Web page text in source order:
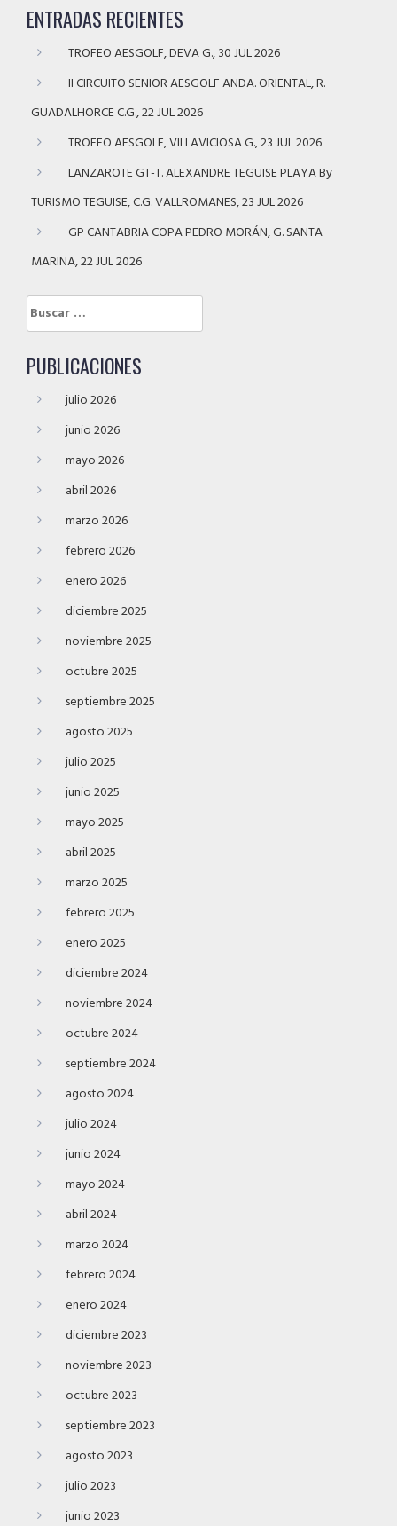
ENTRADAS RECIENTES
TROFEO AESGOLF, DEVA G., 30 JUL 2026
II CIRCUITO SENIOR AESGOLF ANDA. ORIENTAL, R.
GUADALHORCE C.G., 22 JUL 2026
TROFEO AESGOLF, VILLAVICIOSA G., 23 JUL 2026
LANZAROTE GT-T. ALEXANDRE TEGUISE PLAYA By
TURISMO TEGUISE, C.G. VALLROMANES, 23 JUL 2026
GP CANTABRIA COPA PEDRO MORÁN, G. SANTA
MARINA, 22 JUL 2026
Buscar:
PUBLICACIONES
julio 2026
junio 2026
mayo 2026
abril 2026
marzo 2026
febrero 2026
enero 2026
diciembre 2025
noviembre 2025
octubre 2025
septiembre 2025
agosto 2025
julio 2025
junio 2025
mayo 2025
abril 2025
marzo 2025
febrero 2025
enero 2025
diciembre 2024
noviembre 2024
octubre 2024
septiembre 2024
agosto 2024
julio 2024
junio 2024
mayo 2024
abril 2024
marzo 2024
febrero 2024
enero 2024
diciembre 2023
noviembre 2023
octubre 2023
septiembre 2023
agosto 2023
julio 2023
junio 2023